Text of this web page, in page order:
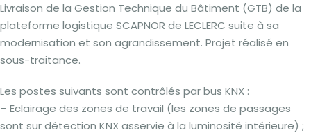
Livraison de la Gestion Technique du Bâtiment (GTB) de la
plateforme logistique SCAPNOR de LECLERC suite à sa
modernisation et son agrandissement. Projet réalisé en
sous-traitance.
Les postes suivants sont contrôlés par bus KNX :
– Eclairage des zones de travail (les zones de passages
sont sur détection KNX asservie à la luminosité intérieure) ;